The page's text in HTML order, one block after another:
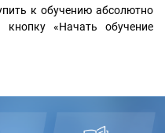
к обучению абсолютно
«Начать обучение